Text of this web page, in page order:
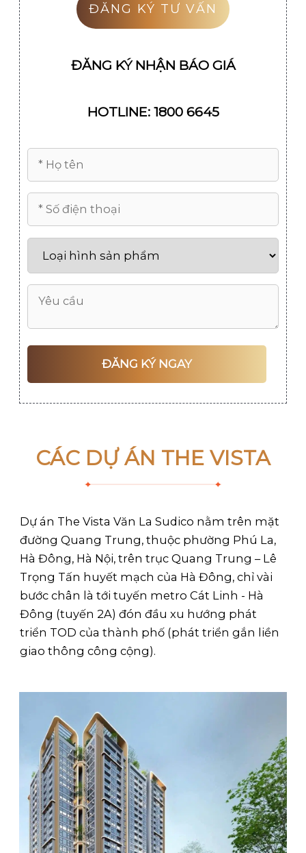
ĐĂNG KÝ TƯ VẤN
ĐĂNG KÝ NHẬN BÁO GIÁ
HOTLINE: 1800 6645
CÁC DỰ ÁN THE VISTA
Dự án The Vista Văn La Sudico nằm trên mặt
đường Quang Trung, thuộc phường Phú La,
Hà Đông, Hà Nội, trên trục Quang Trung – Lê
Trọng Tấn huyết mạch của Hà Đông, chỉ vài
bước chân là tới tuyến metro Cát Linh - Hà
Đông (tuyến 2A) đón đầu xu hướng phát
triển TOD của thành phố (phát triển gắn liền
giao thông công cộng).